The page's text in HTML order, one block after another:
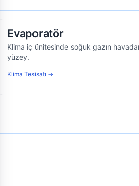
Evaporatör
Klima iç ünitesinde soğuk gazın
yüzey.
Klima Tesisatı →